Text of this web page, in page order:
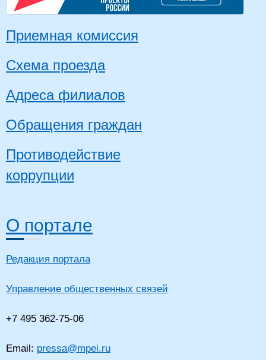
Приемная комиссия
Схема проезда
Адреса филиалов
Обращения граждан
Противодействие
коррупции
О портале
Редакция портала
Управление общественных связей
+7 495 362-75-06
Email: pressa@mpei.ru